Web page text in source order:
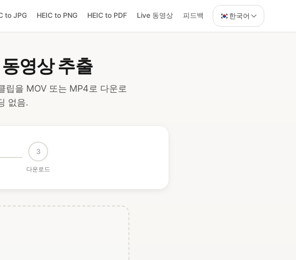
to JPG HEIC to PNG HEIC to PDF Live 동영상 피드백 한국어
영상 추출
립을 MOV 또는 MP4로 다운로
없음.
3
다운로드